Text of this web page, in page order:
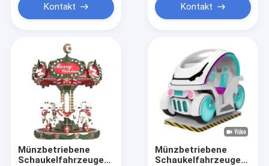
Kontakt Kontakt
Münzbetriebene
Schaukelfahrzeuge
Münzbetriebene
Schaukelfahrzeuge